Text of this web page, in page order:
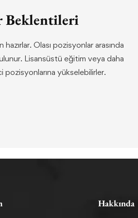
Beklentileri
Olası pozisyonlar arasında
Lisansüstü eğitim veya daha
yükselebilirler.
Hakkında